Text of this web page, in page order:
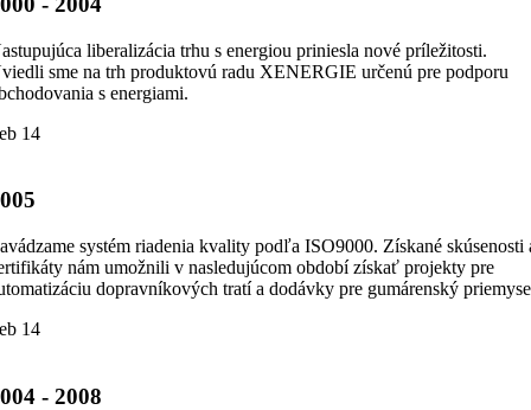
liberalizácia trhu s energiou priniesla nové príležitosti.
sme na trh produktovú radu XENERGIE určenú pre podporu
s energiami.
14
systém riadenia kvality podľa ISO9000. Získané skúsenosti
nám umožnili v nasledujúcom období získať projekty pre
dopravníkových tratí a dodávky pre gumárenský
14
- 2008